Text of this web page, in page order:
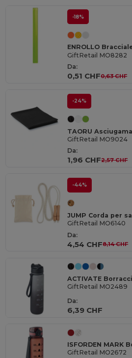
-18%
GiftRetail MO8282
Da:
0,51 CHF0,63 CHF
-24%
TAORU
GiftRetail MO9024
Da:
1,96 CHF2,57 CHF
-44%
JUMP Corda per
GiftRetail MO6140
Da:
4,54 CHF8,14 CHF
ACTIVATE
GiftRetail MO2489
Da:
6,39 CHF
GiftRetail MO2672